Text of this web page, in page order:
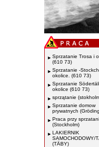
Sprzatanie Trosa i
(610 73)
Sprzatanie -
okolice. (610 73)
Sprzatanie
okolice (610 73)
sprzątanie
Sprzatanie domow
prywatnych
Praca przy
(Stockholm)
LAKIERNIK
SAMOCHODOWY/
(TÄBY)